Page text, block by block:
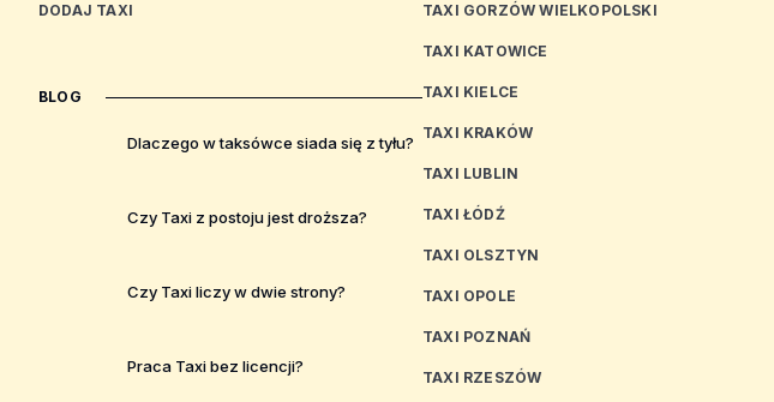
DODAJ TAXI
BLOG
Dlaczego w taksówce siada się z tyłu?
Czy Taxi z postoju jest droższa?
Czy Taxi liczy w dwie strony?
Praca Taxi bez licencji?
TAXI GORZÓW WIELKOPOLSKI
TAXI KATOWICE
TAXI KIELCE
TAXI KRAKÓW
TAXI LUBLIN
TAXI ŁÓDŹ
TAXI OLSZTYN
TAXI OPOLE
TAXI POZNAŃ
TAXI RZESZÓW